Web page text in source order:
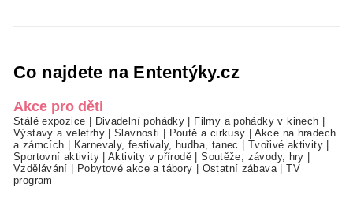
Co najdete na Ententýky.cz
Akce pro děti
Stálé expozice | Divadelní pohádky | Filmy a pohádky v kinech |
Výstavy a veletrhy|Slavnosti | Poutě a cirkusy | Akce na hradech
a zámcích | Karnevaly, festivaly, hudba, tanec | Tvořivé aktivity |
Sportovní aktivity|Aktivity v přírodě |Soutěže, závody, hry |
Vzdělávání | Pobytové akce a tábory | Ostatní zábava |TV
program